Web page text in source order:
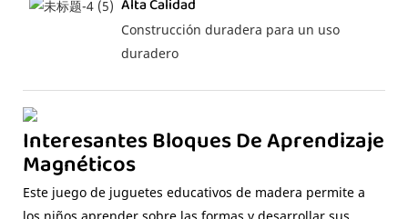
Alta Calidad
Construcción duradera para un uso
duradero
Interesantes Bloques De Aprendizaje
Magnéticos
Este juego de juguetes educativos de madera permite a